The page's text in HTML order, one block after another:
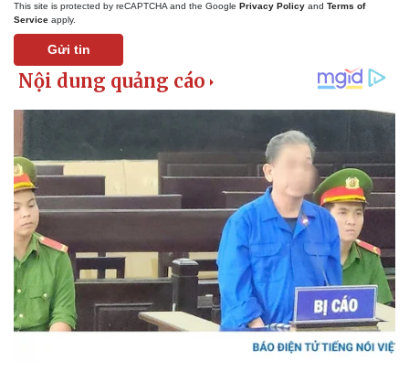
eSports
Hậu trường
This site is protected by reCAPTCHA and the Google Privacy Policy and Terms of
Service apply.
Gửi tin